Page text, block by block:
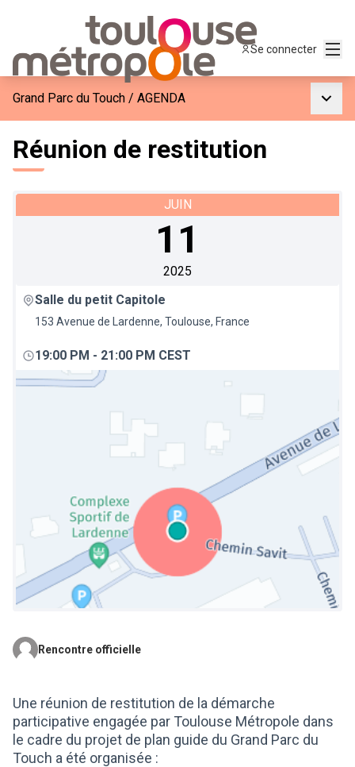
Se connecter
Grand Parc du Touch / AGENDA
Réunion de restitution
JUIN
11
2025
Salle du petit Capitole
153 Avenue de Lardenne, Toulouse, France
19:00 PM - 21:00 PM CEST
(Lien externe)
Rencontre officielle
Une réunion de restitution de la démarche
participative engagée par Toulouse Métropole dans
le cadre du projet de plan guide du Grand Parc du
Touch a été organisée :